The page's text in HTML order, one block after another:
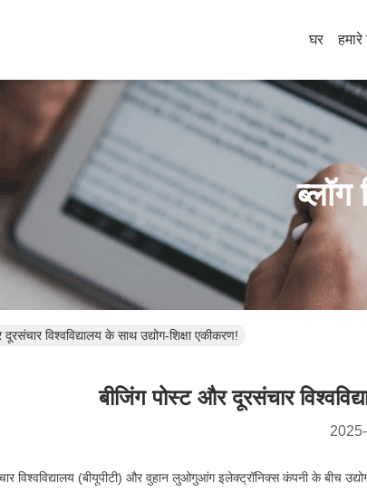
घर हमारे
ब्लॉग
विश्वविद्यालय के साथ उद्योग-शिक्षा एकीकरण!
बीजिंग पोस्ट और दूरसंचार
विश्वविद्यालय (बीयूपीटी) और वुहान लुओगुआंग इलेक्ट्रॉनिक्स कंपनी के बीच